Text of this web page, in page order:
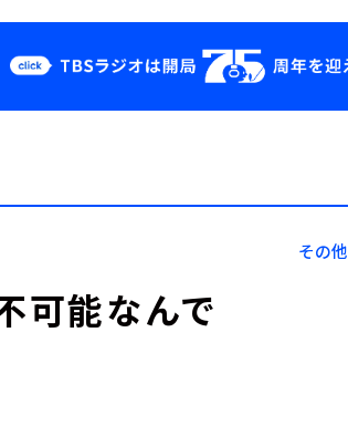
YouTube
その他
可能なんで